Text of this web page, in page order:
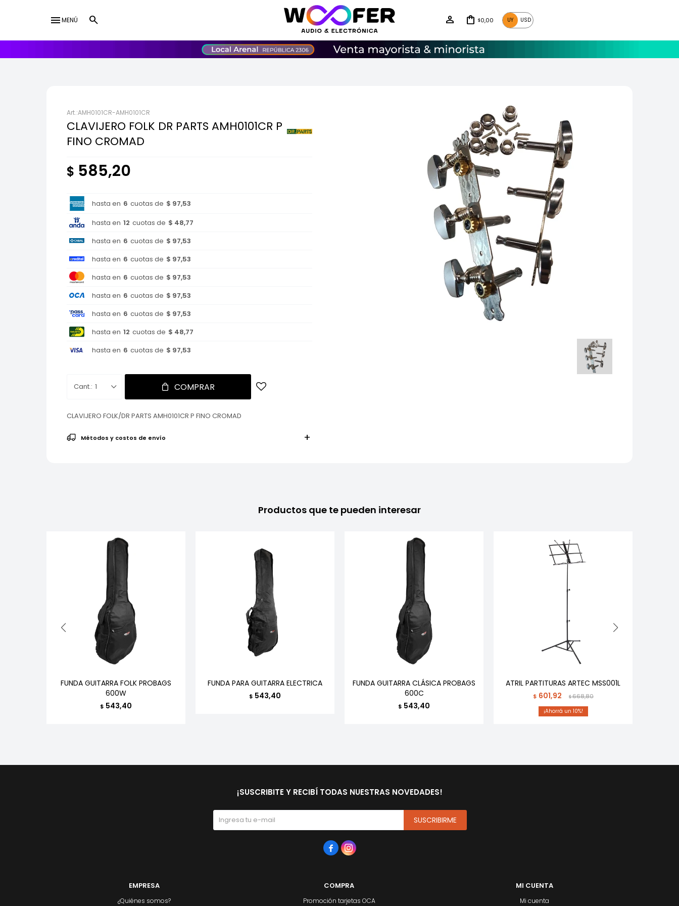
menuMENÚ $0,00 UY USD
AMH0101CR-AMH0101CR
CLAVIJERO FOLK DR PARTS AMH0101CR P
FINO CROMAD
$ 585,20
hasta en 6 cuotas de $ 97,53
hasta en 12 cuotas de $ 48,77
hasta en 6 cuotas de $ 97,53
hasta en 6 cuotas de $ 97,53
hasta en 6 cuotas de $ 97,53
hasta en 6 cuotas de $ 97,53
hasta en 6 cuotas de $ 97,53
hasta en 12 cuotas de $ 48,77
hasta en 6 cuotas de $ 97,53
1 COMPRAR
CLAVIJERO FOLK/DR PARTS AMH0101CR P FINO CROMAD
Métodos y costos de envío
Productos que te pueden interesar
FUNDA GUITARRA FOLK PROBAGS
600W
$ 543,40
FUNDA PARA GUITARRA ELECTRICA
$ 543,40
FUNDA GUITARRA CLÁSICA PROBAGS
600C
$ 543,40
ATRIL PARTITURAS ARTEC MSS001L
$ 601,92 $668,80
10
EMPRESA
¿Quiénes somos?
COMPRA
Promoción tarjetas OCA
MI CUENTA
Mi cuenta
¡SUSCRIBITE Y RECIBÍ TODAS NUESTRAS NOVEDADES!
SUSCRIBIRME
 